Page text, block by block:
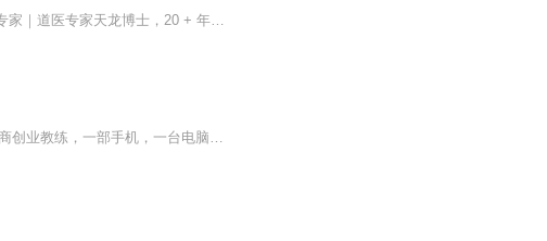
天龙博士・大健康 —— 品牌理念，天龙博士｜多领域专家信息技术专家｜心理学专家｜道医专家天龙博士，20 + 年信息技术、10 + 年心理学与道医经验，主导 48 + 国内外数字化项目，大健康顾问服务万余患者，坚信健康是天龙博士是横跨信息技术、心理学、道医...
感谢您关注订阅专辑，成功的精髓是助人！V:480435746我是从事数字化安利的电商创业教练，一部手机，一台电脑，足不出户，没有开支，就能住家创业，把生意发展至全国各地，25年的安利已经迎来社交电商新安利时代，如果您也想抓住这次机遇，请联系我一起学习...